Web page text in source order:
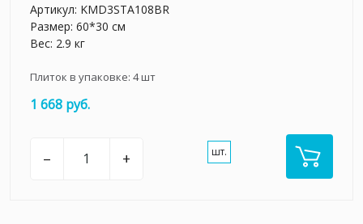
Артикул: KMD3STA108BR
Размер: 60*30 см
Вес: 2.9 кг
Плиток в упаковке: 4шт
1 668 руб.
– + шт.